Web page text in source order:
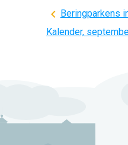
Beringparkens
Kalender,